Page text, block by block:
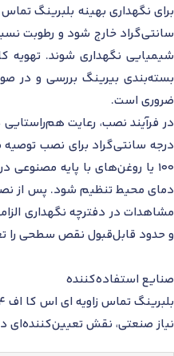
شیمیایی نگهداری شوند. تهویه
بسته‌بندی بیرینگ بررسی و در
ضروری است.
دمای محیط تنظیم شود. پس از
و حدود قابل‌قبول نقص سطحی را
صنایع استفاده‌کننده
نیاز صنعتی، نقش تعیین‌کننده‌ای